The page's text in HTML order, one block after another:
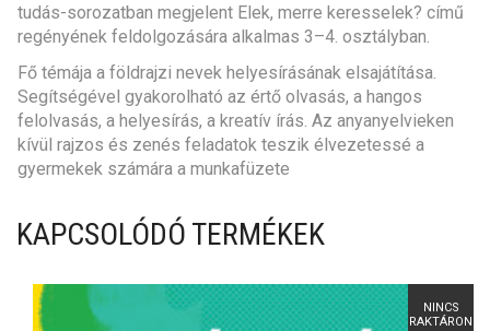
tudás-sorozatban megjelent Elek, merre keresselek? című
regényének feldolgozására alkalmas 3–4. osztályban.
Fő témája a földrajzi nevek helyesírásának elsajátítása.
Segítségével gyakorolható az értő olvasás, a hangos
felolvasás, a helyesírás, a kreatív írás. Az anyanyelvieken
kívül rajzos és zenés feladatok teszik élvezetessé a
gyermekek számára a munkafüzete
KAPCSOLÓDÓ TERMÉKEK
NINCS
RAKTÁRON